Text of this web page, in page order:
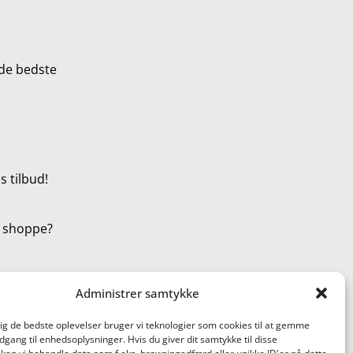
Administrer samtykke
de bedste oplevelser bruger vi teknologier som cookies til at gemme
til enhedsoplysninger. Hvis du giver dit samtykke til disse
bedste
tilbud!